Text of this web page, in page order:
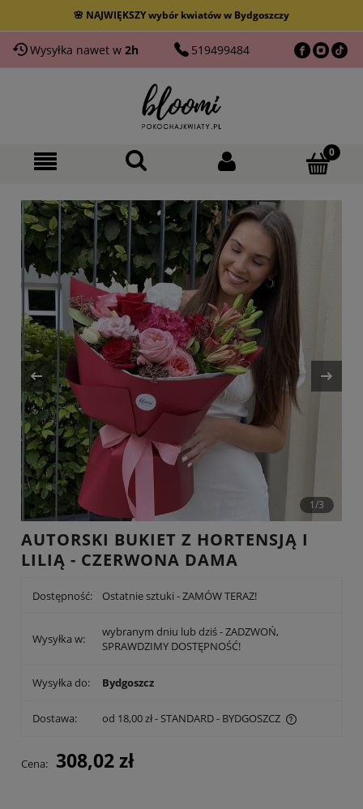
🚚 Dostarczamy do 40 km od Bydgoszczy
Wysyłka nawet w 2h 519499484
1/3
AUTORSKI BUKIET Z HORTENSJĄ I
LILIĄ - CZERWONA DAMA
Dostępność: Ostatnie sztuki - ZAMÓW TERAZ!
Wysyłka w:
wybranym dniu lub dziś - ZADZWOŃ,
SPRAWDZIMY DOSTĘPNOŚĆ!
Wysyłka do: Bydgoszcz
Dostawa: od 18,00 zł- STANDARD - BYDGOSZCZ
Cena:
308,02 zł